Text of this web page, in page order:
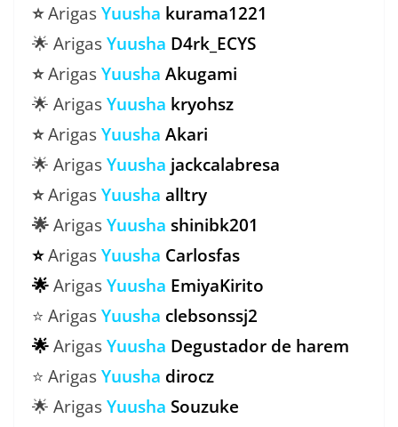
⭐ArigasYuusha kurama1221
🌟 ArigasYuusha D4rk_ECYS
⭐ArigasYuusha Akugami
🌟 ArigasYuusha kryohsz
⭐ArigasYuusha Akari
🌟 ArigasYuusha jackcalabresa
⭐ArigasYuusha alltry
🌟ArigasYuusha shinibk201
⭐ArigasYuusha Carlosfas
🌟ArigasYuusha EmiyaKirito
⭐ ArigasYuusha clebsonssj2
🌟ArigasYuusha Degustador de harem
⭐ ArigasYuusha dirocz
🌟 ArigasYuusha Souzuke